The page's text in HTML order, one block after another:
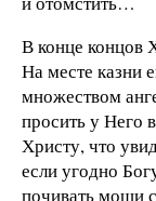
В конце концов
На месте казни
множеством
просить у Него
Христу, что
если угодно
почивать мощи